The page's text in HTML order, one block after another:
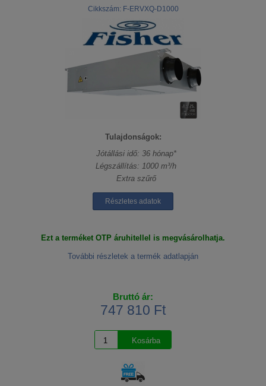
Cikkszám: F-ERVXQ-D1000
Tulajdonságok:
Jótállási idő: 36 hónap*
Légszállítás: 1000 m³/h
Extra szűrő
Részletes adatok
Ezt a terméket OTP áruhitellel is megvásárolhatja.
További részletek a termék adatlapján
Bruttó ár:
747 810 Ft